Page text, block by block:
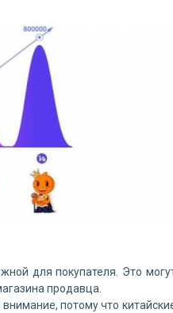
для покупателя. Это
продавца.
потому что